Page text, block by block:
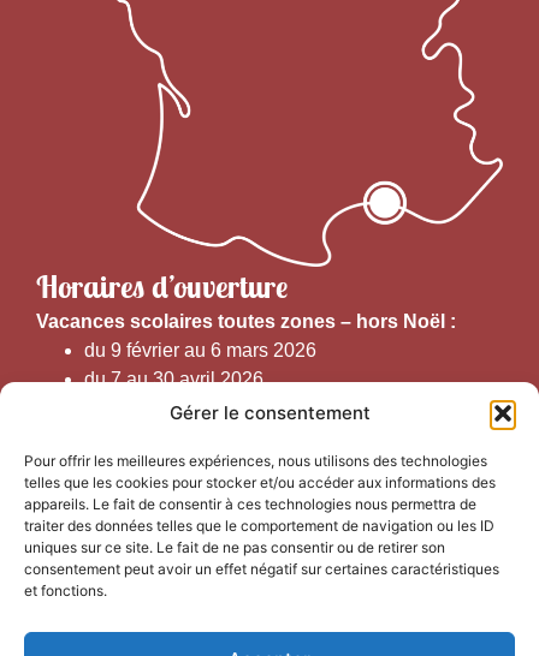
Gérer le consentement
Pour offrir les meilleures expériences, nous utilisons des technologies
telles que les cookies pour stocker et/ou accéder aux informations des
appareils. Le fait de consentir à ces technologies nous permettra de
traiter des données telles que le comportement de navigation ou les ID
uniques sur ce site. Le fait de ne pas consentir ou de retirer son
consentement peut avoir un effet négatif sur certaines caractéristiques
et fonctions.
Horaires d’ouverture
Vacances scolaires toutes zones – hors Noël :
du 9 février au 6 mars 2026
du 7 au 30 avril 2026
du 1er juin au 30 septembre 2026
Horaires d’ouverture au public :
Du 1er septembre au 30 juin 2026 (hors juillet et août)
du lundi au vendredi de 9h50 à 12h30 et de